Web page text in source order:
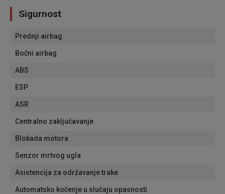
Sigurnost
Prednji airbag
Bočni airbag
ABS
ESP
ASR
Centralno zaključavanje
Blokada motora
Senzor mrtvog ugla
Asistencija za održavanje trake
Automatsko kočenje u slučaju opasnosti